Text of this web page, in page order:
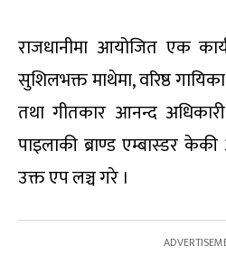
राजधानीमा आयोजित एक
सुशिलभक्त माथेमा, वरिष्ठ
तथा गीतकार आनन्द
पाइलाकी ब्राण्ड एम्बास्डर
उक्त एप लञ्च गरे ।